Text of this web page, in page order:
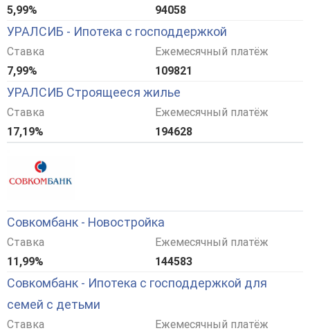
5,99%
94058
УРАЛСИБ - Ипотека с господдержкой
Ставка
7,99%
Ежемесячный платёж
109821
УРАЛСИБ Строящееся жилье
Ставка
17,19%
Ежемесячный платёж
194628
Совкомбанк - Новостройка
Ставка
11,99%
Ежемесячный платёж
144583
Совкомбанк - Ипотека с господдержкой для
семей с детьми
Ставка
Ежемесячный платёж